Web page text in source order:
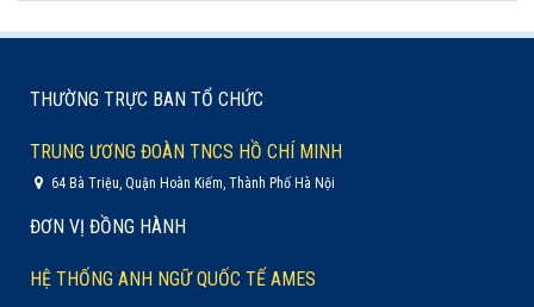
THƯỜNG TRỰC BAN TỔ CHỨC
TRUNG ƯƠNG ĐOÀN TNCS HỒ CHÍ MINH
64 Bà Triệu, Quận Hoàn Kiếm, Thành Phố Hà Nội
ĐƠN VỊ ĐỒNG HÀNH
HỆ THỐNG ANH NGỮ QUỐC TẾ AMES